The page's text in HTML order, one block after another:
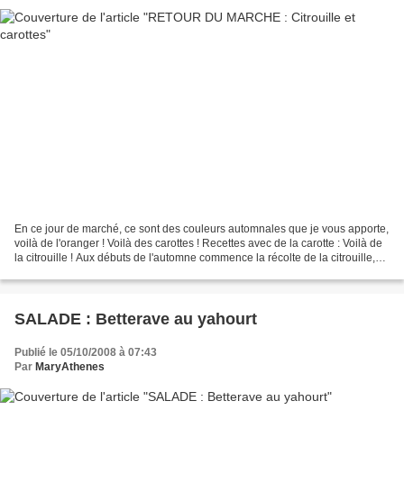
En ce jour de marché, ce sont des couleurs automnales que je vous apporte,
voilà de l'oranger ! Voilà des carottes ! Recettes avec de la carotte : Voilà de
la citrouille ! Aux débuts de l'automne commence la récolte de la citrouille,
SALADE : Betterave au yahourt
Publié le 05/10/2008 à 07:43
Par MaryAthenes